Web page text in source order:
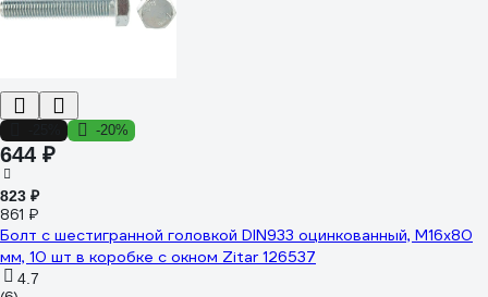
-20%
644 ₽
823 ₽
861 ₽
Болт с шестигранной головкой DIN933 оцинкованный, М16x80
мм, 10 шт в коробке с окном Zitar 126537
4.7